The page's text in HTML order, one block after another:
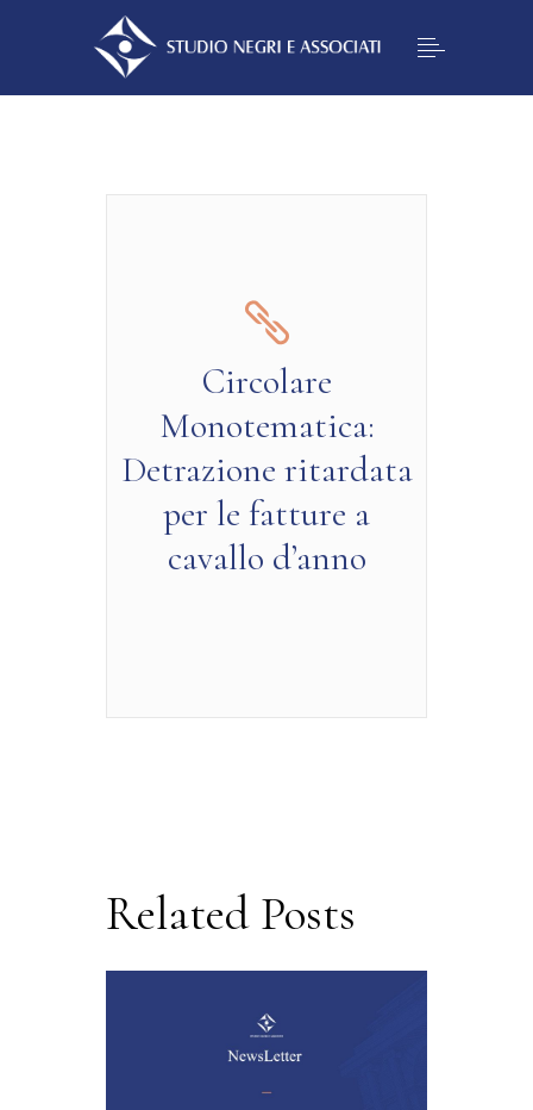
Circolare
Monotematica:
Detrazione ritardata
per le fatture a
cavallo d’anno
Related Posts